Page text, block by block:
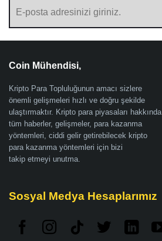
Coin Mühendisi,
Kripto Para Topluluğunun amacı sizlere
önemli gelişmeleri hızlı ve doğru şekilde
ulaştırmaktır. Kripto para piyasaları hakkında
tüm haberler, gelişmeler, para kazanma
yöntemleri, ciddi gelir getirebilecek kripto
para kazanma yöntemleri için bizi
takip etmeyi unutma.
Sosyal Medya Hesaplarımız